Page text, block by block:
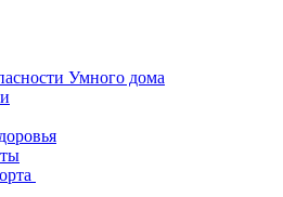
Умного дома